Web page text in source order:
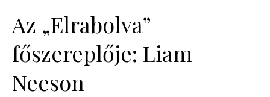
Az „Elrabolva”
főszereplője: Liam
Neeson